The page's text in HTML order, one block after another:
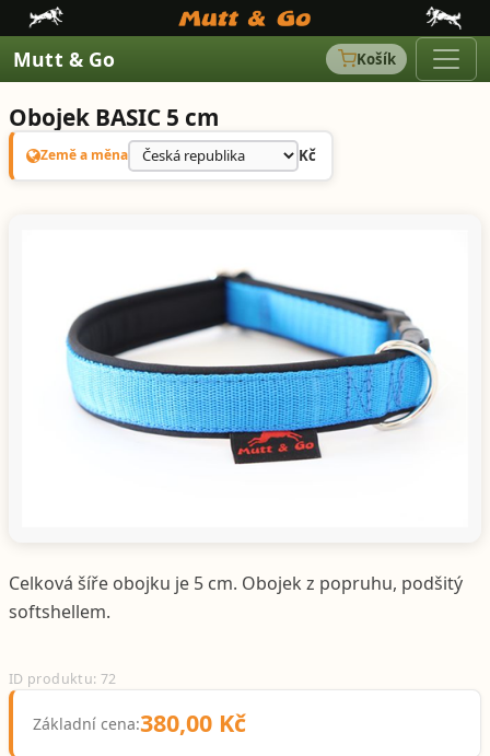
Mutt & Go Košík
Obojek BASIC 5 cm
Země a měna Kč
Předchozí
Celková šíře obojku je 5 cm. Obojek z popruhu, podšitý
softshellem.
ID produktu: 72
Základní cena:380,00 Kč